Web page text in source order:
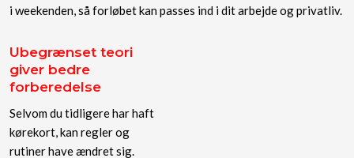
i weekenden, så forløbet kan passes ind i dit arbejde og privatliv.
Ubegrænset teori
giver bedre
forberedelse
Selvom du tidligere har haft
kørekort, kan regler og
rutiner have ændret sig.